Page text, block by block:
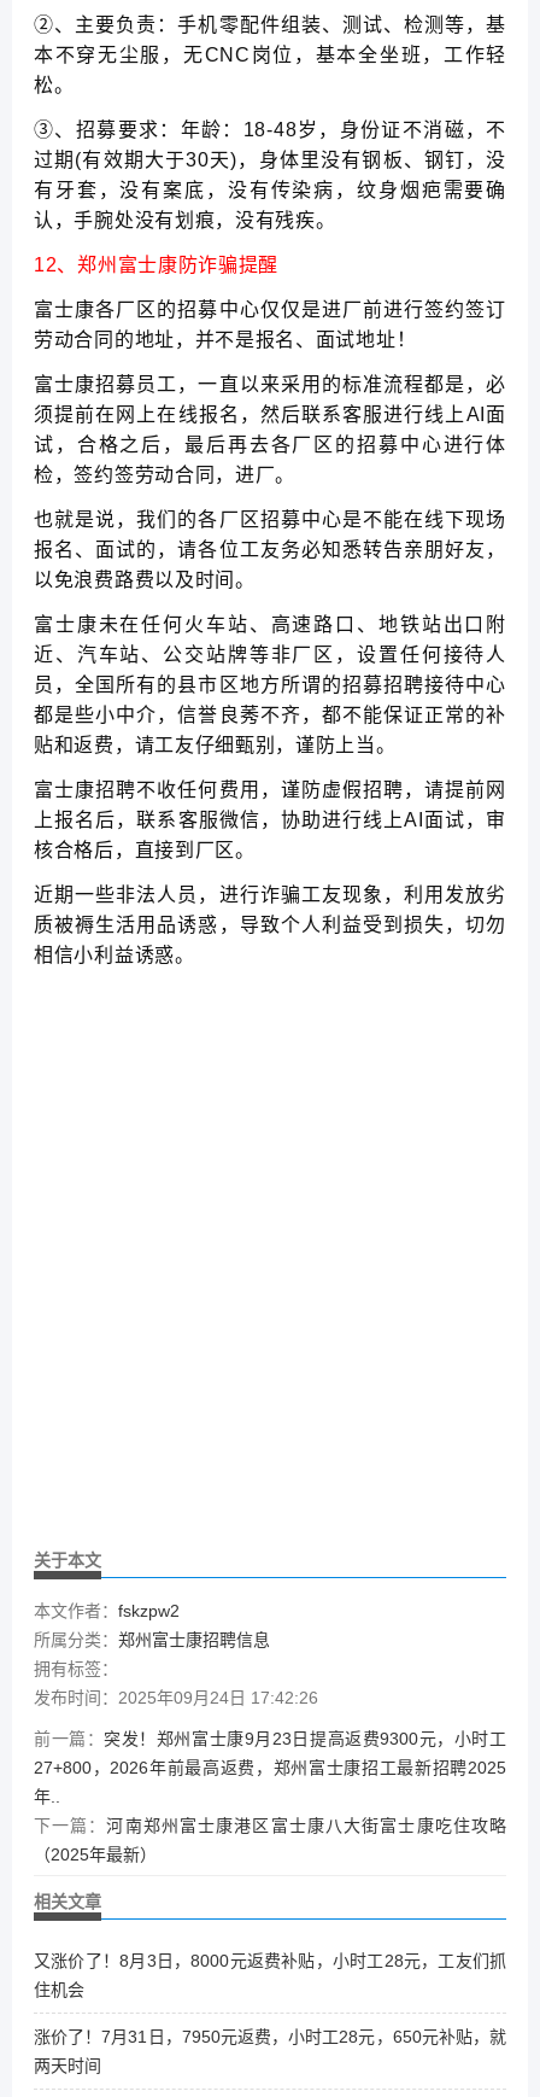
②、主要负责：手机零配件组装、测试、检测等，基
本不穿无尘服，无CNC岗位，基本全坐班，工作轻
松。
③、招募要求：年龄：18-48岁，身份证不消磁，不
过期(有效期大于30天)，身体里没有钢板、钢钉，没
有牙套，没有案底，没有传染病，纹身烟疤需要确
认，手腕处没有划痕，没有残疾。
12、郑州富士康防诈骗提醒
富士康各厂区的招募中心仅仅是进厂前进行签约签订
劳动合同的地址，并不是报名、面试地址！
富士康招募员工，一直以来采用的标准流程都是，必
须提前在网上在线报名，然后联系客服进行线上AI面
试，合格之后，最后再去各厂区的招募中心进行体
检，签约签劳动合同，进厂。
也就是说，我们的各厂区招募中心是不能在线下现场
报名、面试的，请各位工友务必知悉转告亲朋好友，
以免浪费路费以及时间。
富士康未在任何火车站、高速路口、地铁站出口附
近、汽车站、公交站牌等非厂区，设置任何接待人
员，全国所有的县市区地方所谓的招募招聘接待中心
都是些小中介，信誉良莠不齐，都不能保证正常的补
贴和返费，请工友仔细甄别，谨防上当。
富士康招聘不收任何费用，谨防虚假招聘，请提前网
上报名后，联系客服微信，协助进行线上AI面试，审
核合格后，直接到厂区。
近期一些非法人员，进行诈骗工友现象，利用发放劣
质被褥生活用品诱惑，导致个人利益受到损失，切勿
相信小利益诱惑。
关于本文
本文作者： fskzpw2
所属分类： 郑州富士康招聘信息
拥有标签：
发布时间：2025年09月24日 17:42:26
前一篇：突发！郑州富士康9月23日提高返费9300元，小时工
27+800，2026年前最高返费，郑州富士康招工最新招聘2025
年..
下一篇：河南郑州富士康港区富士康八大街富士康吃住攻略
（2025年最新）
相关文章
又涨价了！8月3日，8000元返费补贴，小时工28元，工友们抓
住机会
涨价了！7月31日，7950元返费，小时工28元，650元补贴，就
两天时间